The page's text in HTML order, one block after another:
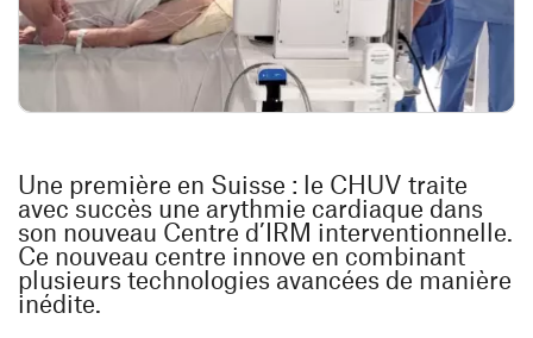
Une première en Suisse : le CHUV traite
avec succès une arythmie cardiaque dans
son nouveau Centre d’IRM interventionnelle.
Ce nouveau centre innove en combinant
plusieurs technologies avancées de manière
inédite.